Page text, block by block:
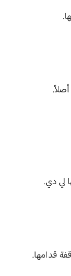
لي دي.
قدامها.